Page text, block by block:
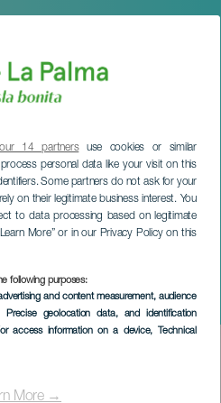
our 14 partnersuse cookies or similar
personal data like your visit on this
Some partners do not ask for your
on their legitimate business interest. You
to data processing based on legitimate
More” or in our Privacy Policy on this
following purposes:
and content measurement, audience
Precise geolocation data, and identification
access information on a device, Technical
More →
en